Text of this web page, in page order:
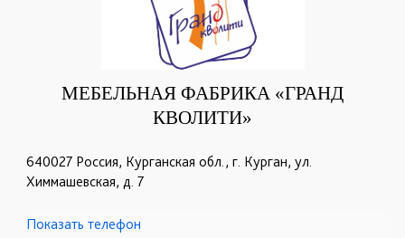
МЕБЕЛЬНАЯ ФАБРИКА «ГРАНД
КВОЛИТИ»
640027 Россия, Курганская обл., г. Курган, ул.
Химмашевская, д. 7
☎+7 (3522) 255-286
Показать телефон